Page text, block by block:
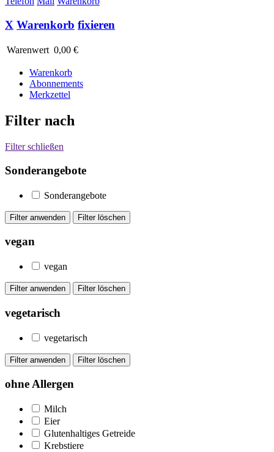
X Warenkorb fixieren
Warenwert 0,00 €
Warenkorb
Abonnements
Merkzettel
Filter nach
Filter schließen
Sonderangebote
Sonderangebote
vegan
vegan
vegetarisch
vegetarisch
ohne Allergen
Milch
Eier
Glutenhaltiges Getreide
Krebstiere